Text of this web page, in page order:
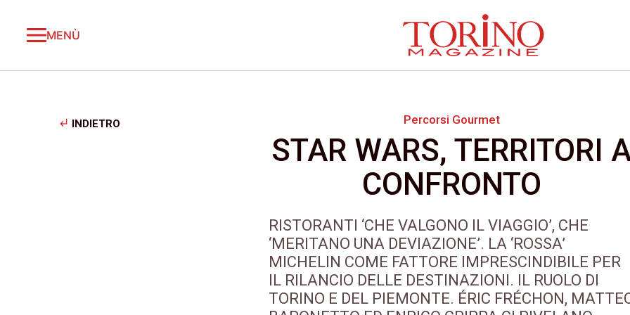
MENÙ
subdirectory_arrow_left INDIETRO Percorsi Gourmet
STAR WARS, TERRITORI
CONFRONTO
RISTORANTI ‘CHE VALGONO IL VIAGGIO’, CHE
‘MERITANO UNA DEVIAZIONE’. LA ‘ROSSA’
MICHELIN COME FATTORE IMPRESCINDIBILE PER
IL RILANCIO DELLE DESTINAZIONI. IL RUOLO DI
TORINO E DEL PIEMONTE. ÉRIC FRÉCHON,